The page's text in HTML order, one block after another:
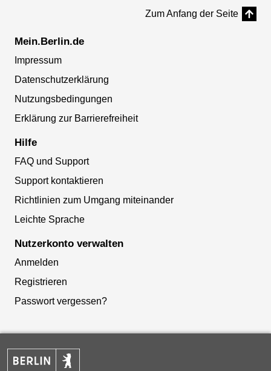
Zum Anfang der Seite
Mein.Berlin.de
Impressum
Datenschutzerklärung
Nutzungsbedingungen
Erklärung zur Barrierefreiheit
Hilfe
FAQ und Support
Support kontaktieren
Richtlinien zum Umgang miteinander
Leichte Sprache
Nutzerkonto verwalten
Anmelden
Registrieren
Passwort vergessen?